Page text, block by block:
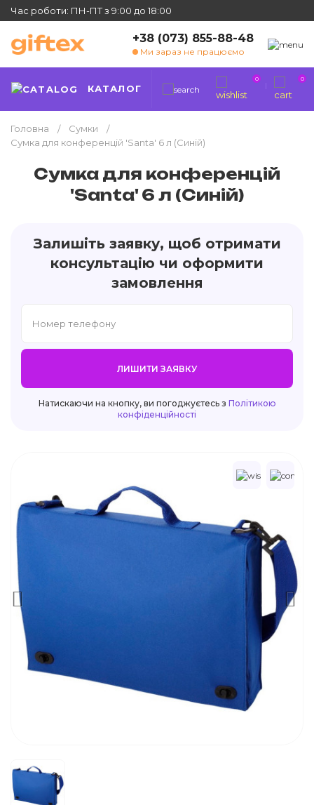
Час роботи: ПН-ПТ з 9:00 до 18:00
+38 (073) 855-88-48
Ми зараз не працюємо
КАТАЛОГ
0 0
Головна
Сумки
Сумка для конференцій 'Santa' 6 л (Синій)
Сумка для конференцій
'Santa' 6 л (Синій)
Залишіть заявку, щоб отримати
консультацію чи оформити
замовлення
ЛИШИТИ ЗАЯВКУ
Натискаючи на кнопку, ви погоджуєтесь з Політикою
конфіденційності